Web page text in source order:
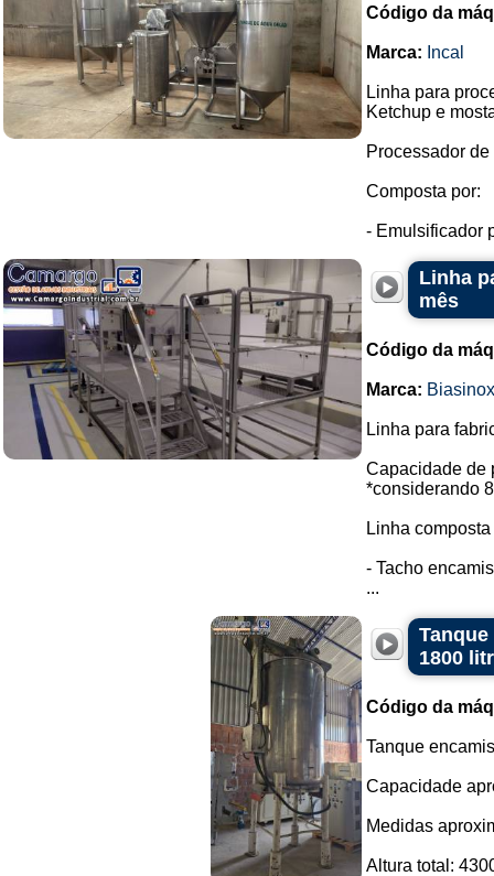
Código da
Marca: Incal
Linha para
Ketchup e
Processador
Composta por:
- Emulsificador
Linha
mês
Código da
Marca: Biasinox
Linha para
Capacidade de
*considerando
Linha
- Tacho
...
1800
Código da
Tanque
Capacidade
Medidas
Altura total: